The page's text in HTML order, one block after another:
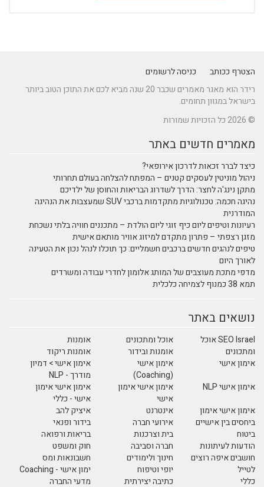
הצטרף ככותב
כניסה לרשומים
רידר הוא מאגר מאמרים שכבר 20 שנה מביא לכם את התוכן הטוב ביותר
בישראל במגוון תחומים.
© 2026 כל הזכויות שמורות
מאמרים חדשים באתר
כיצד לברר זכאות לדרכון אירופאי?
ניהול מוניטין לעסקים קטנים – המפתח להצלחה בעולם תחרותי
מתקן נינג'ה לחצר: הדרך לשדרוג הבריאות והחוסן של ילדיכם
נהיגה חכמה: טכנולוגיות מתקדמות ברכבי SUV שמעצבות את הנהיגה
המודרנית
רעיונות וטיפים ליום כיף זוגי ליום הולדת – מתכננים חוויה בלתי נשכחת
מזגן רצפתי – פתרון מתקדם למיזוג אוויר מותאם אישית
טיפים לנהגים חדשים ברכבים חשמליים: כך תוכלו לנהל נכון את הטעינה
לאורך היום
מדפי מתכת מעוצבים של המותג אלומון לחדרי עבודה ומשרדים
תמא 38 כמנוף לצמיחה כלכלית
נושאים באתר
SEO Israel אוכל
ומתכונים
אוכל ומתכונים
אומנות
אומנות ובידור
אומנות ריקוד
אימון אישי
אימון אישי
(Coaching)
אימון אישי > דמיון
מודרך - NLP
אימון אישי NLP
אימון אישי אימון
אישי
אימון אישי אימון
אישי - כללי
אימון אישי אימון
ביחסים בין אישיים
אינטרנט
איציק להב
אירועי חברה
בידור ופנאי
ביטוח
בית וצרכנות
בריאות ורפואה
הודעות לעיתונות
חברה וסביבה
חוק ומשפט
חושבים איפה רוצים
לטייל
חינוך ולימודים
חשבונאות ומס
יופי וטיפוח
ימון אישי - Coaching
כללי
כתיבה יצירתית
מדעי החברה